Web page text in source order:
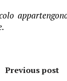
Previous post